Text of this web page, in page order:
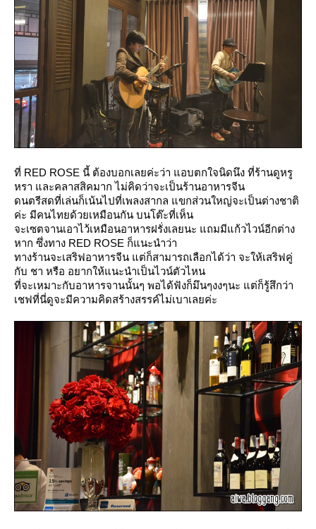
ที่ RED ROSE นี้ ต้องบอกเลยค่ะว่า แอบตกใจนิดนึง ที่ร้านดูหรู
หรา และคลาสสิคมาก ไม่คิดว่าจะเป็นร้านอาหารจีน
ดนตรีสดที่เล่นก็เน้นไปที่เพลงสากล แขกส่วนใหญ่จะเป็นต่างชาติ
ค่ะ มีคนไทยด้วยเหมือนกัน บนโต๊ะที่เห็น
จะเซตจานเอาไว้เหมือนอาหารฝรั่งเลยนะ แถมมีแก้วไวน์อีกต่าง
หาก ซึ่งทาง RED ROSE ก็แนะนำว่า
ทางร้านจะเสริฟอาหารจีน แต่ก็สามารถเลือกได้ว่า จะให้เสริฟคู่
กับ ชา หรือ อยากให้แนะนำเป็นไวน์ตัวไหน
ที่จะเหมาะกับอาหารจานนั้นๆ พอได้ฟังก็มึนๆงงๆนะ แต่ก็รู้สึกว่า
เชฟที่นี่ดูจะมีความคิดสร้างสรรค์ไม่เบาเลยค่ะ